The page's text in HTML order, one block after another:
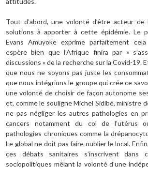
Tout d’abord, une volonté d’être acteur
solutions à apporter à cette épidémie. Le
Evans Amuyoke exprime parfaitement
espère bien que l’Afrique finira par «
discussions » de la recherche sur la Covid-19.
que nous ne soyons pas juste les
que nous intégrions le groupe qui crée ce
une volonté de choisir de façon autonome
et, comme le souligne Michel Sidibé, ministre
ne pas négliger les autres pathologies en
cancers notamment du col de l’utérus
pathologies chroniques comme la
Le global ne doit pas faire oublier le local.
ces débats sanitaires s’inscrivent dans
sociopolitiques mêlant la volonté d’une